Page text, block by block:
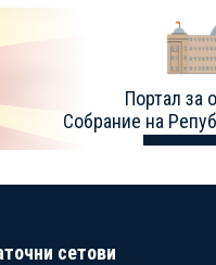
Портал за
Собрание на
сетови